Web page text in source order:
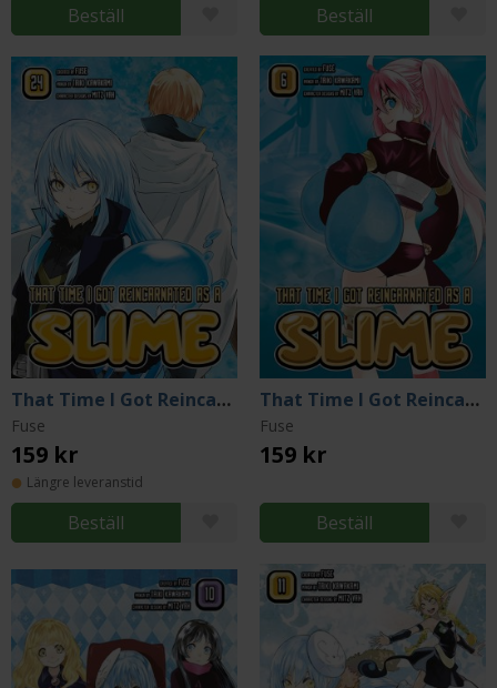
Beställ Beställ
That Time I Got Reincarnated as a Slime 24
Fuse
159 kr
Längre leveranstid
Beställ
That Time I Got Reincarnated as a Slime 6
Fuse
159 kr
Beställ